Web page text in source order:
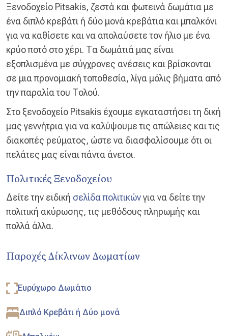
Ξενοδοχείο Pitsakis, ζεστά και φωτεινά δωμάτια με
ένα διπλό κρεβάτι ή δύο μονά κρεβάτια και μπαλκόνι
για να καθίσετε και να απολαύσετε τον ήλιο με ένα
κρύο ποτό στο χέρι. Τα δωμάτιά μας είναι
εξοπλισμένα με σύγχρονες ανέσεις και βρίσκονται
σε μια προνομιακή τοποθεσία, λίγα μόλις βήματα από
την παραλία του Τολού.
Στο ξενοδοχείο Pitsakis έχουμε εγκαταστήσει τη δική
μας γεννήτρια για να καλύψουμε τις απώλειες και τις
διακοπές ρεύματος, ώστε να διασφαλίσουμε ότι οι
πελάτες μας είναι πάντα άνετοι.
Πολιτικές Ξενοδοχείου
Δείτε την ειδική σελίδα πολιτικώνγια να δείτε την
πολιτική ακύρωσης, τις μεθόδους πληρωμής και
πολλά άλλα.
Παροχές Δίκλινων Δωματίων
Ευρύχωρο Δωμάτιο
Διπλό Κρεβάτι ή Δύο μονά